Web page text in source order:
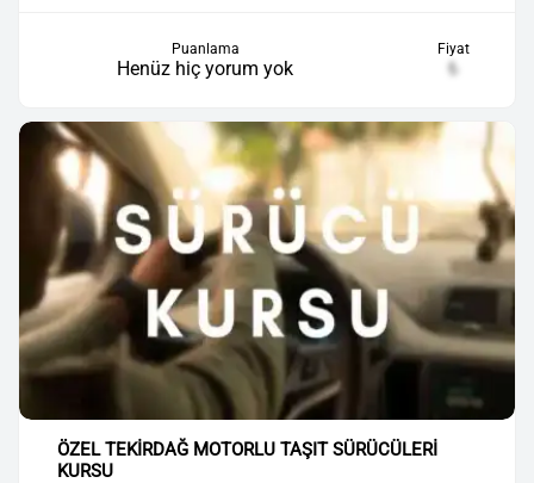
Puanlama
Henüz hiç yorum yok
Fiyat
₺
ÖZEL TEKİRDAĞ MOTORLU TAŞIT SÜRÜCÜLERİ
KURSU